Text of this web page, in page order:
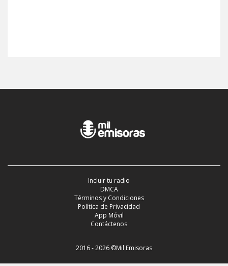
Incluir tu radio
DMCA
Términos y Condiciones
Política de Privacidad
App Móvil
Contáctenos
2016 - 2026 ©Mil Emisoras